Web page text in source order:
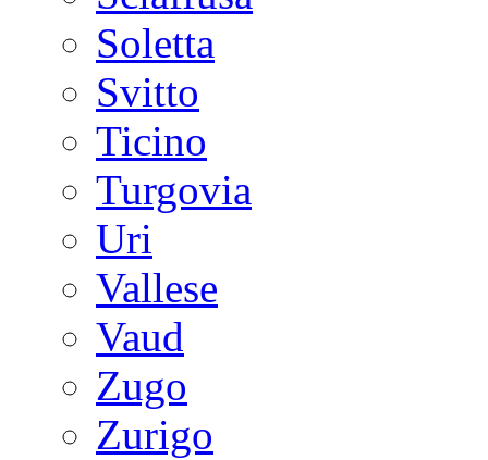
Soletta
Svitto
Ticino
Turgovia
Uri
Vallese
Vaud
Zugo
Zurigo